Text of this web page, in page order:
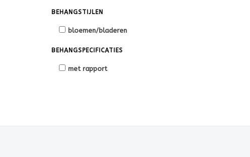
BEHANGSTIJLEN
bloemen/bladeren
BEHANGSPECIFICATIES
met rapport